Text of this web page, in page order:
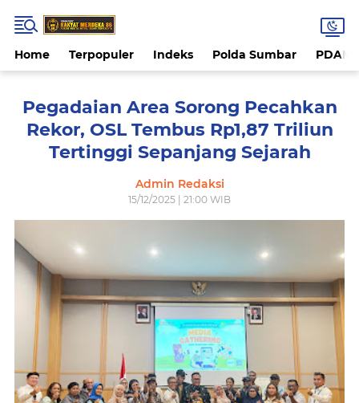
Home Terpopuler Indeks Polda Sumbar PDAM
Pegadaian Area Sorong Pecahkan
Rekor, OSL Tembus Rp1,87 Triliun
Tertinggi Sepanjang Sejarah
Admin Redaksi
15/12/2025 | 21:00 WIB